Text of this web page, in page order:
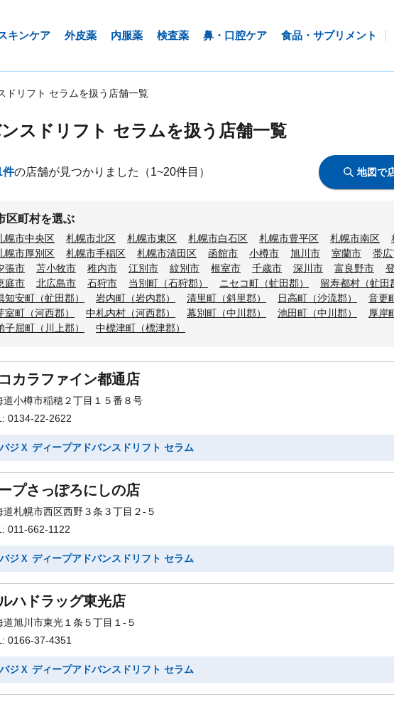
キンケア 外皮薬 内服薬 検査薬 鼻・口腔ケア 食品・サプリメント
ドリフト セラムを扱う店舗一覧
スドリフト セラムを扱う店舗一覧
件の店舗が見つかりました （1~20件目） 地図で
区町村を選ぶ
幌市中央区 札幌市北区 札幌市東区 札幌市白石区 札幌市豊平区 札幌市南区
幌市厚別区
札幌市手稲区 札幌市清田区 函館市 小樽市 旭川市 室蘭市 帯
張市
苫小牧市 稚内市 江別市 紋別市 根室市 千歳市 深川市 富良野市
庭市
北広島市 石狩市 当別町（石狩郡） ニセコ町（虻田郡）
留寿都村（虻田
知安町（虻田郡）
岩内町（岩内郡） 清里町（斜里郡） 日高町（沙流郡）
音更
室町（河西郡）
中札内村（河西郡） 幕別町（中川郡） 池田町（中川郡）
厚岸
子屈町（川上郡）
中標津町（標津郡）
カラファイン都通店
道小樽市稲穂２丁目１５番８号
0134-22-2622
ジＸ ディープアドバンスドリフト セラム
プさっぽろにしの店
道札幌市西区西野３条３丁目２-５
011-662-1122
ジＸ ディープアドバンスドリフト セラム
ハドラッグ東光店
道旭川市東光１条５丁目１-５
0166-37-4351
ジＸ ディープアドバンスドリフト セラム